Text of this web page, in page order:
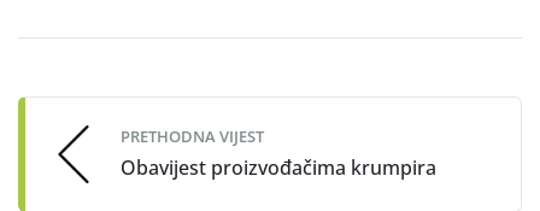
navigation
PRETHODNA VIJEST
Obavijest proizvođačima krumpira